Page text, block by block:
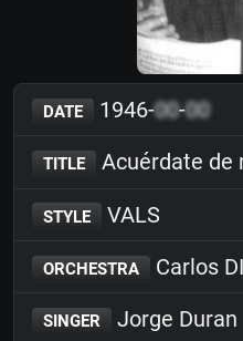
DATE 1946-00-00
TITLE Acuérdate de
STYLE VALS
ORCHESTRA Carlos
SINGER Jorge Duran